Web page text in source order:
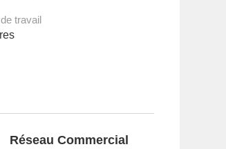
travail
Réseau Commercial